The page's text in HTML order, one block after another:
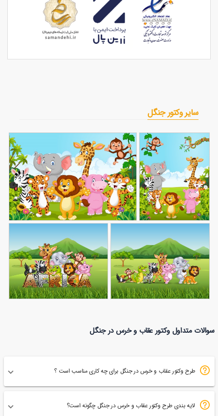
سایر وکتور جنگل
وکتور حیوانات
ایستاده
147
وکتور دورهمی حیوانات
53
حیوانات در جنگل49
70
سوالات متداول وکتور عقاب و خرس در جنگل
طرح وکتور عقاب و خرس در جنگل برای چه کاری مناسب است ؟
لایه بندی طرح وکتور عقاب و خرس در جنگل چگونه است؟